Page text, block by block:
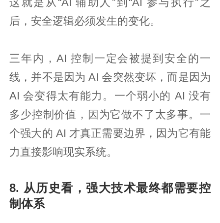
这就是从“AI 辅助人”到“AI 参与执行”之
后，安全逻辑必须发生的变化。
三年内，AI 控制一定会被提到安全的一
线，并不是因为 AI 会突然变坏，而是因为
AI 会变得太有能力。一个弱小的 AI 没有
多少控制价值，因为它做不了太多事。一
个强大的 AI 才真正需要边界，因为它有能
力直接影响现实系统。
8. 从历史看，强大技术最终都需要控
制体系